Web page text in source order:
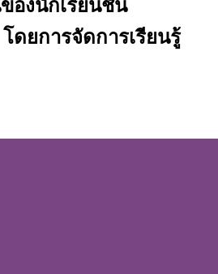
องนักเรียนชั้น
ดยการจัดการเรียนรู้